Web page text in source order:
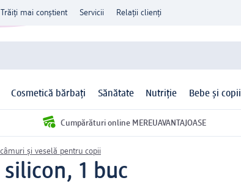
Trăiți mai conștient Servicii Relații clienți
Cosmetică bărbați Sănătate Nutriție Bebe și copii
Cumpărături online MEREUAVANTAJOASE
și veselă pentru copii
1 buc